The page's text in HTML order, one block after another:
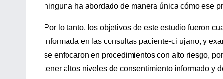
ninguna ha abordado de manera única cómo ese
Por lo tanto, los objetivos de este estudio fueron
informada en las consultas paciente-cirujano, y
se enfocaron en procedimientos con alto riesgo,
tener altos niveles de consentimiento informado y